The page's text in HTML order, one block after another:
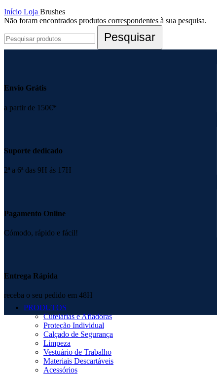
Início Loja Brushes
Não foram encontrados produtos correspondentes à sua pesquisa.
Pesquisar
Envio Grátis
a partir de 150€*
Suporte dedicado
2ª a 6ª das 9H ás 17H
Pagamento Online
Cómodo, rápido e fácil!
Entrega Rápida
receba o seu pedido em 48H
PRODUTOS
Cutelarias e Afiadoras
Proteção Individual
Calçado de Segurança
Limpeza
Vestuário de Trabalho
Materiais Descartáveis
Acessórios